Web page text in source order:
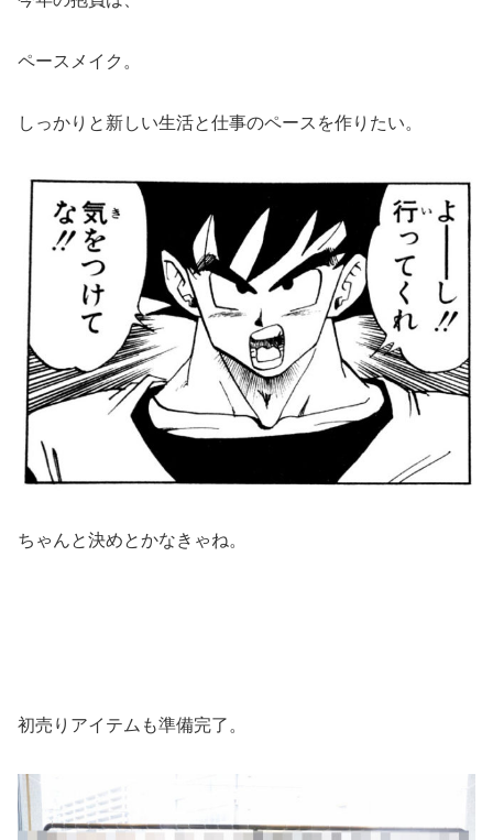
ペースメイク。
しっかりと新しい生活と仕事のペースを作りたい。
ちゃんと決めとかなきゃね。
初売りアイテムも準備完了。